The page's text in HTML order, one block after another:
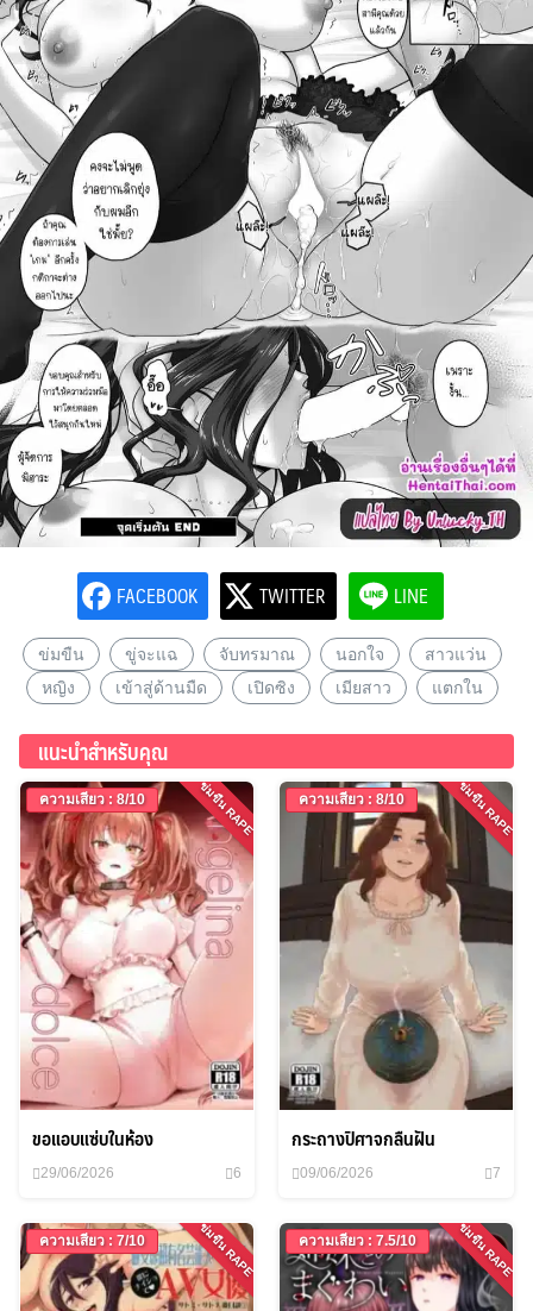
FACEBOOK TWITTER LINE
ข่มขืน ขู่จะแฉ จับทรมาณ นอกใจ
สาวแว่น
หญิง
เข้าสู่ด้านมืด เปิดซิง เมียสาว แตกใน
แนะนำสำหรับคุณ
ข่มขืน RAPE
ความเสียว : 8/10
ขอแอบแซ่บในห้อง
29/06/2026 6
ข่มขืน RAPE
ความเสียว : 8/10
กระถางปิศาจกลืนฝัน
09/06/2026 7
ข่มขืน RAPE
ความเสียว : 7/10 ข่มขืน RAPE
ความเสียว : 7.5/10